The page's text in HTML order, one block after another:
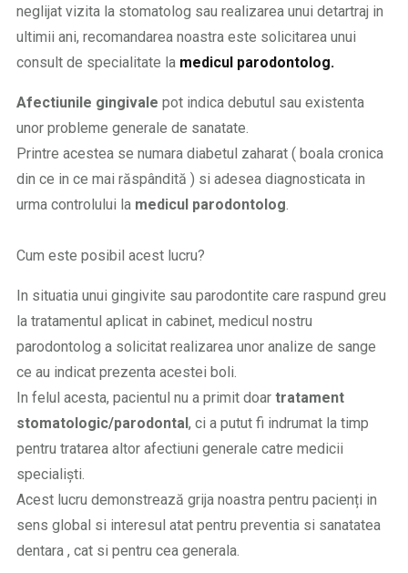
neglijat vizita la stomatolog sau realizarea unui detartraj in
ultimii ani, recomandarea noastra este solicitarea unui
consult de specialitate la medicul parodontolog.
Afectiunile gingivale pot indica debutul sau existenta
unor probleme generale de sanatate.
Printre acestea se numara diabetul zaharat ( boala cronica
din ce in ce mai răspândită ) si adesea diagnosticata in
urma controlului la medicul parodontolog
Cum este posibil acest lucru?
In situatia unui gingivite sau parodontite care raspund greu
la tratamentul aplicat in cabinet, medicul nostru
parodontolog a solicitat realizarea unor analize de sange
ce au indicat prezenta acestei boli.
In felul acesta, pacientul nu a primit doar tratament
stomatologic/parodontal, ci a putut fi indrumat la timp
pentru tratarea altor afectiuni generale catre medicii
specialiști.
Acest lucru demonstrează grija noastra pentru pacienți in
sens global si interesul atat pentru preventia si sanatatea
dentara , cat si pentru cea generala.